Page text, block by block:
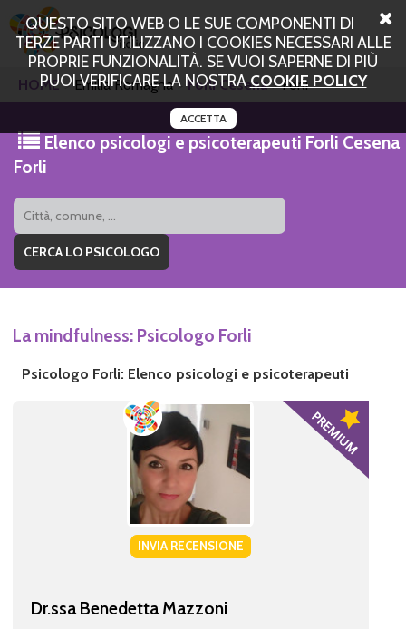
QUESTO SITO WEB O LE SUE COMPONENTI DI
TERZE PARTI UTILIZZANO I COOKIES NECESSARI ALLE
PROPRIE FUNZIONALITÀ. SE VUOI SAPERNE DI PIÙ
PUOI VERIFICARE LA NOSTRACOOKIE POLICY
ACCETTA
HOME Emilia Romagna Forli Cesena Forli
Elenco psicologi e psicoterapeuti Forli Cesena
Forli
La mindfulness: Psicologo Forli
Psicologo Forli: Elenco psicologi e psicoterapeuti
INVIA RECENSIONE
Dr.ssa Benedetta Mazzoni